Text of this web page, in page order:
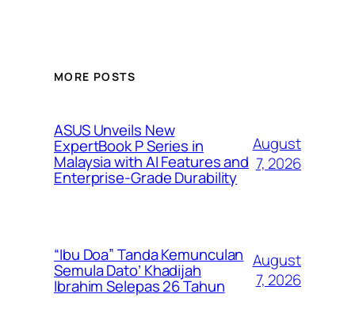
MORE POSTS
ASUS Unveils New
ExpertBook P Series in
Malaysia with AI Features and
Enterprise-Grade Durability
August
7, 2026
“Ibu Doa” Tanda Kemunculan
Semula Dato’ Khadijah
Ibrahim Selepas 26 Tahun
August
7, 2026